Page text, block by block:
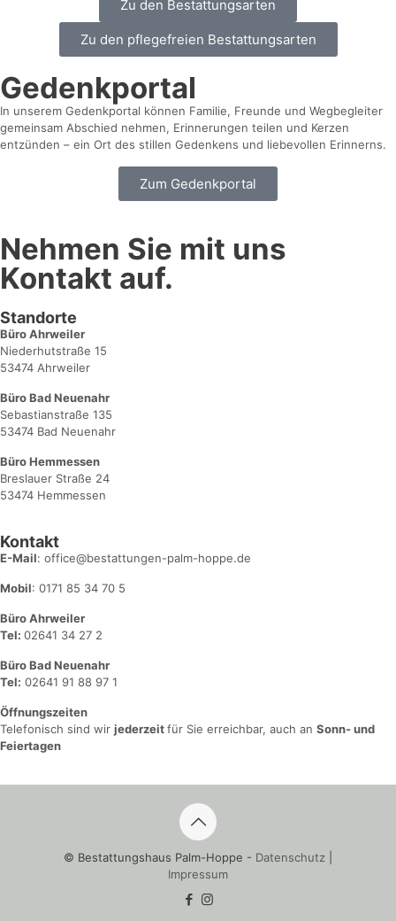
Zu den Bestattungsarten
Zu den pflegefreien Bestattungsarten
Gedenkportal
In unserem Gedenkportal können Familie, Freunde und Wegbegleiter
gemeinsam Abschied nehmen, Erinnerungen teilen und Kerzen
entzünden – ein Ort des stillen Gedenkens und liebevollen Erinnerns.
Zum Gedenkportal
Nehmen Sie mit uns
Kontakt auf.
Standorte
Büro Ahrweiler
Niederhutstraße 15
53474 Ahrweiler
Büro Bad Neuenahr
Sebastianstraße 135
53474 Bad Neuenahr
Büro Hemmessen
Breslauer Straße 24
53474 Hemmessen
Kontakt
E-Mail: office@bestattungen-palm-hoppe.de
Mobil: 0171 85 34 70 5
Büro Ahrweiler
Tel: 02641 34 27 2
Büro Bad Neuenahr
Tel: 02641 91 88 97 1
Öffnungszeiten
Telefonisch sind wir jederzeitfür Sie erreichbar, auch an Sonn- und
Feiertagen
© Bestattungshaus Palm-Hoppe - Datenschutz
Impressum